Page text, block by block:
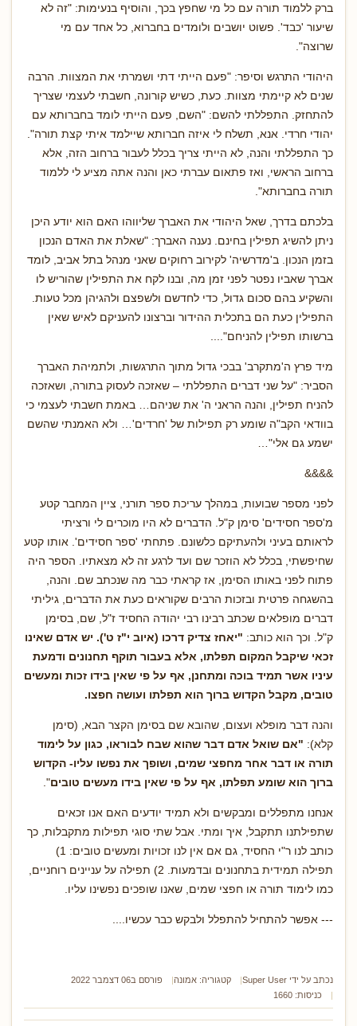
ברק ללמוד תורה עם כל מי שחפץ בכך, והוסיף בנעימות: "זה לא
שיעור 'כבד'. פשוט יושבים ולומדים בחברוא, כל אחד עם מי
שרוצה".
היהודי התרגש וסיפר: "פעם הייתי דתי ושמרתי את המצוות. הרבה
שנים לא קיימתי מצוות. כעת, כשיש קורונה, חשבתי לעצמי שצריך
להתחזק. התפללתי להשם: "השם, פעם הייתי לומד בחברותא עם
יהודי חרדי. אנא, תשלח לי איזה חברותא שיילמד איתי קצת תורה".
כך התפללתי והנה, לא הייתי צריך בכלל לעבור ברחוב הזה, אלא
ברחוב הראשי, ואז פתאום עברתי כאן והנה אתה מציע לי ללמוד
תורה בחברותא".
בלכתם בדרך, שאל היהודי את האברך שליווהו האם הוא יודע היכן
ניתן להשיג תפילין בחינם. נענה האברך: "שאלת את האדם הנכון
בזמן הנכון. ב'מדרשיה' לקירוב רחוקים שאני מנהל בתל אביב, לומד
אברך שאביו נפטר לפני זמן מה, ובנו לקח את התפילין שהוריש לו
והשקיע בהם סכום גדול, כדי לחדשם ולשפצם ולהגיהן מכל טעות.
התפילין כעת הם בתכלית ההידור וברצונו להעניקם לאיש שאין
ברשותו תפילין להניחם"....
מיד פרץ ה'מתקרב' בבכי גדול מתוך התרגשות, ולתמיהת האברך
הסביר: "על שני דברים התפללתי – שאזכה לעסוק בתורה, ושאזכה
להניח תפילין, והנה הראני ה' את שניהם… באמת חשבתי לעצמי כי
בוודאי הקב"ה שומע רק תפילות של 'חרדים'… ולא האמנתי שהשם
ישמע גם אלי"…
&&&&
לפני מספר שבועות, במהלך עריכת ספר תורני, ציין המחבר קטע
מ'ספר חסידים' סימן ק"ל. הדברים לא היו מוכרים לי ורציתי
לראותם בעיני ולהעתיקם כלשונם. פתחתי 'ספר חסידים'. אותו קטע
שחיפשתי, בכלל לא הוזכר שם ועד לרגע זה לא מצאתיו. הספר היה
פתוח לפני באותו הסימן, אז קראתי כבר מה שנכתב שם. והנה,
בהשגחה פרטית ובזכות הרבים שקוראים כעת את הדברים, גיליתי
דברים מופלאים שכתב רבינו רבי יהודה החסיד ז"ל, שם, בסימן
ק"ל. וכך הוא כותב: "יאחז צדיק דרכו (איוב י"ז ט'). יש אדם שאינו
זכאי שיקבל המקום תפלתו, אלא בעבור תוקף תחנונים ודמעת
עיניו אשר תמיד בוכה ומתחנן, אף על פי שאין בידו זכות ומעשים
טובים, מקבל הקדוש ברוך הוא תפלתו ועושה חפצו.
והנה דבר מופלא ועצום, שהובא שם בסימן הקצר הבא, (סימן
קלא): "אם שואל אדם דבר שהוא שבח לבוראו, כגון על לימוד
תורה או דבר אחר מחפצי שמים, ושופך את נפשו עליו- הקדוש
ברוך הוא שומע תפלתו, אף על פי שאין בידו מעשים טובים".
אנחנו מתפללים ומבקשים ולא תמיד יודעים האם אנו זכאים
שתפילתנו תתקבל, איך ומתי. אבל שתי סוגי תפילות מתקבלות, כך
כותב לנו ר"י החסיד, גם אם אין לנו זכויות ומעשים טובים: 1)
תפילה תמידית בתחנונים ובדמעות. 2) תפילה על עניינים רוחניים,
כמו לימוד תורה או חפצי שמים, שאנו שופכים נפשינו עליו.
--- אפשר להתחיל להתפלל ולבקש כבר עכשיו....
נכתב על ידי Super User קטגוריה: אמונה
פורסם ב06 דצמבר 2022
כניסות: 1660